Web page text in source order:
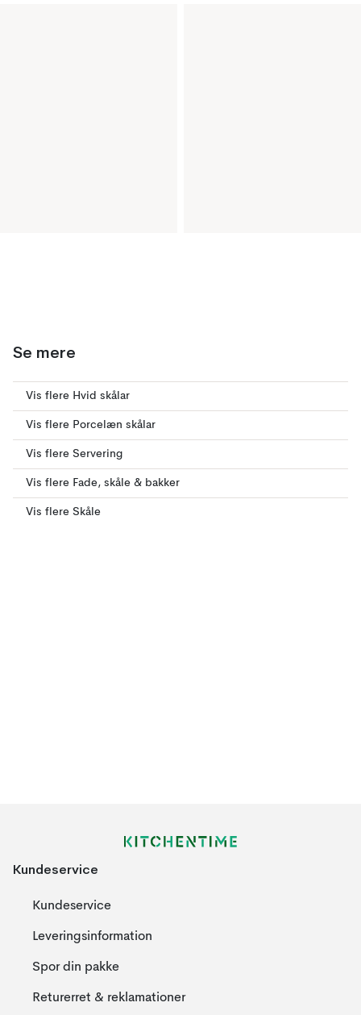
Se mere
Vis flere Hvid skålar
Vis flere Porcelæn skålar
Vis flere Servering
Vis flere Fade, skåle & bakker
Vis flere Skåle
Kundeservice
Kundeservice
Leveringsinformation
Spor din pakke
Returerret & reklamationer